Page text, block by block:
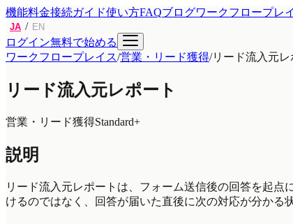
機能料金接続ガイド使い方FAQブログワークフロープレ
JA / EN
ログイン無料で始める
ワークフロープレイス/営業・リード獲得/リード流入元レ
リード流入元レポート
営業・リード獲得Standard+
説明
リード流入元レポートは、フォーム送信後の回答を起
けるのではなく、回答が届いた直後に次の対応が分かる